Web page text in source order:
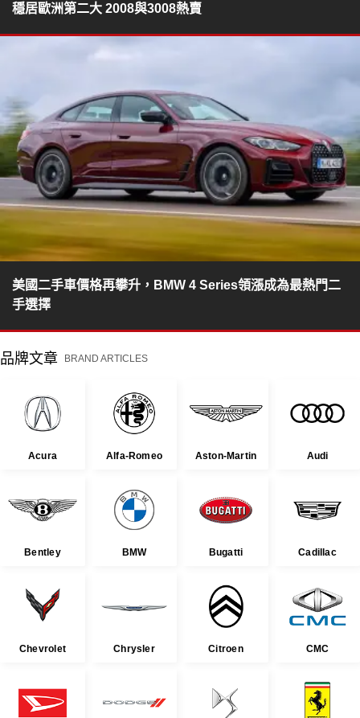
穩居歐洲第二大 2008與3008熱賣
美國二手車價格再攀升，BMW 4 Series領漲成為最熱門二
手選擇
品牌文章 BRAND ARTICLES
Acura Alfa-Romeo Aston-Martin Audi
Bentley BMW Bugatti Cadillac
Chevrolet Chrysler Citroen CMC